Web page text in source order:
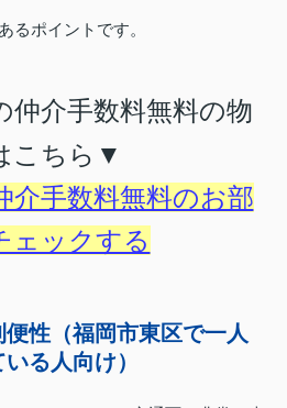
るポイントです。
仲介手数料無料の物
こちら▼
介手数料無料のお部
ェックする
性（福岡市東区で一人
る人向け）